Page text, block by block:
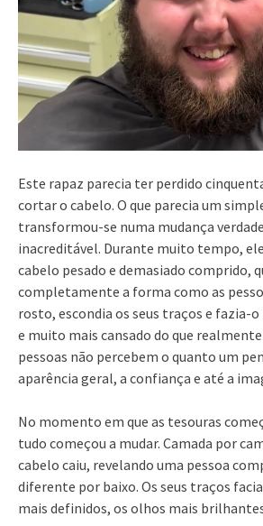
Este rapaz parecia ter perdido
cortar o cabelo. O que parecia um
transformou-se numa mudança
inacreditável. Durante muito tempo,
cabelo pesado e demasiado comprido,
completamente a forma como as
rosto, escondia os seus traços e fazia-
e muito mais cansado do que
pessoas não percebem o quanto um
aparência geral, a confiança e até a
No momento em que as tesouras
tudo começou a mudar. Camada por
cabelo caiu, revelando uma pessoa
diferente por baixo. Os seus traços
mais definidos, os olhos mais